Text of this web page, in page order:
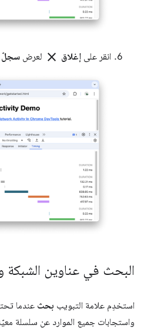
انقر على إغلاق close لعرض سجلّ
البحث في عناوين الشبكة
استخدِم علامة التبويب بحث
واستجابات جميع الموارد عن سلسلة